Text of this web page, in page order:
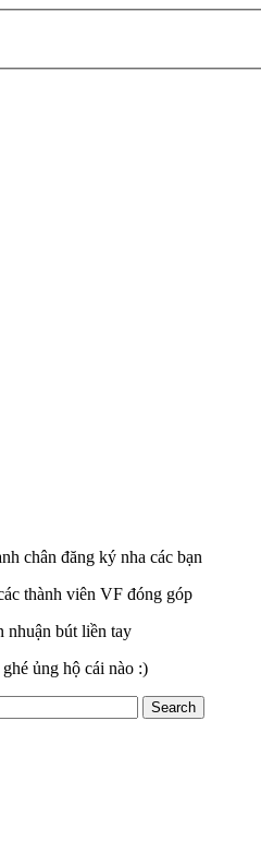
chân đăng ký nha các bạn
thành viên VF đóng góp
nhuận bút liền tay
ủng hộ cái nào :)